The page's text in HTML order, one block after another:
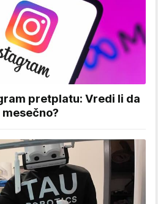
pretplatu: Vredi li da